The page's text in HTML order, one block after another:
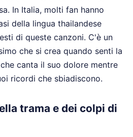
In Italia, molti fan hanno
della lingua thailandese
di queste canzoni. C'è un
che si crea quando senti la
canta il suo dolore mentre
ricordi che sbiadiscono.
trama e dei colpi di